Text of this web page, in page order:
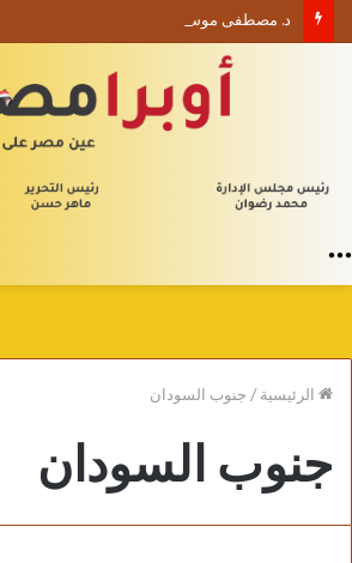
د. مصطفى موسى يكتب الأربعون الإدارية (1) من يلا إدارة
الرئيسية/جنوب السودان
جنوب السودان